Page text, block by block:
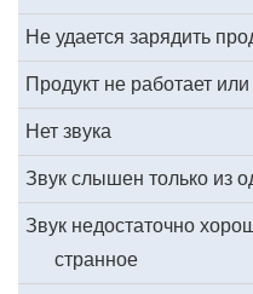
Не удается зарядить
Продукт не работает
Нет звука
Звук слышен только из
Звук недостаточно
странное